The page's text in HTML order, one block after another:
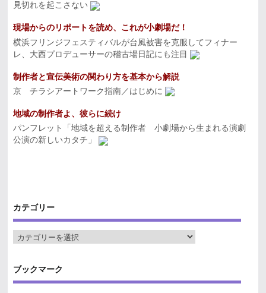
見切れを起こさない
現場からのリポートを読め、これが小劇場だ！
横浜フリンジフェスティバルが台風被害を克服してフィナー
レ、大西プロデューサーの稽古場日記にも注目
制作者と宣伝美術の関わり方を基本から解説
京 チラシアートワーク指南／はじめに
地域の制作者よ、彼らに続け
パンフレット「地域を超える制作者 小劇場から生まれる演劇
公演の新しいカタチ」
カテゴリー
ブックマーク